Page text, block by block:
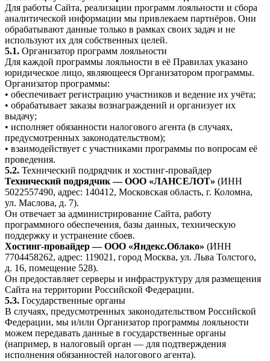
Для работы Сайта, реализации программ лояльности и сбора
аналитической информации мы привлекаем партнёров. Они
обрабатывают данные только в рамках своих задач и не
используют их для собственных целей.
5.1. Организатор программ лояльности
Для каждой программы лояльности в её Правилах указано
юридическое лицо, являющееся Организатором программы.
Организатор программы:
• обеспечивает регистрацию участников и ведение их учёта;
• обрабатывает заказы вознаграждений и организует их
выдачу;
• исполняет обязанности налогового агента (в случаях,
предусмотренных законодательством);
• взаимодействует с участниками программы по вопросам её
проведения.
5.2. Технический подрядчик и хостинг-провайдер
Технический подрядчик — ООО «ЛАНСЕЛОТ» (ИНН
5022557490, адрес: 140412, Московская область, г. Коломна,
ул. Маслова, д. 7).
Он отвечает за администрирование Сайта, работу
программного обеспечения, базы данных, техническую
поддержку и устранение сбоев.
Хостинг-провайдер — ООО «Яндекс.Облако» (ИНН
7704458262, адрес: 119021, город Москва, ул. Льва Толстого,
д. 16, помещение 528).
Он предоставляет серверы и инфраструктуру для размещения
Сайта на территории Российской Федерации.
5.3. Государственные органы
В случаях, предусмотренных законодательством Российской
Федерации, мы и/или Организатор программы лояльности
можем передавать данные в государственные органы
(например, в налоговый орган — для подтверждения
исполнения обязанностей налогового агента).